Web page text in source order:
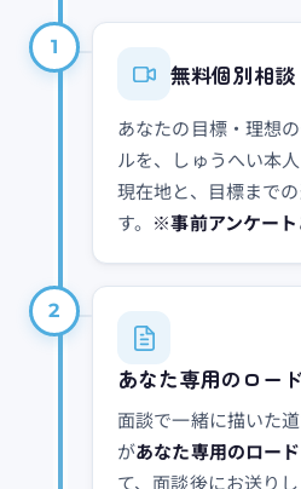
1
無料個別相談
あなたの目標・理想
ルを、しゅうへい本
現在地と、目標まで
す。 ※事前アンケート
2
あなた専用のロー
面談で一緒に描いた
があなた専用のロー
て、面談後にお送り